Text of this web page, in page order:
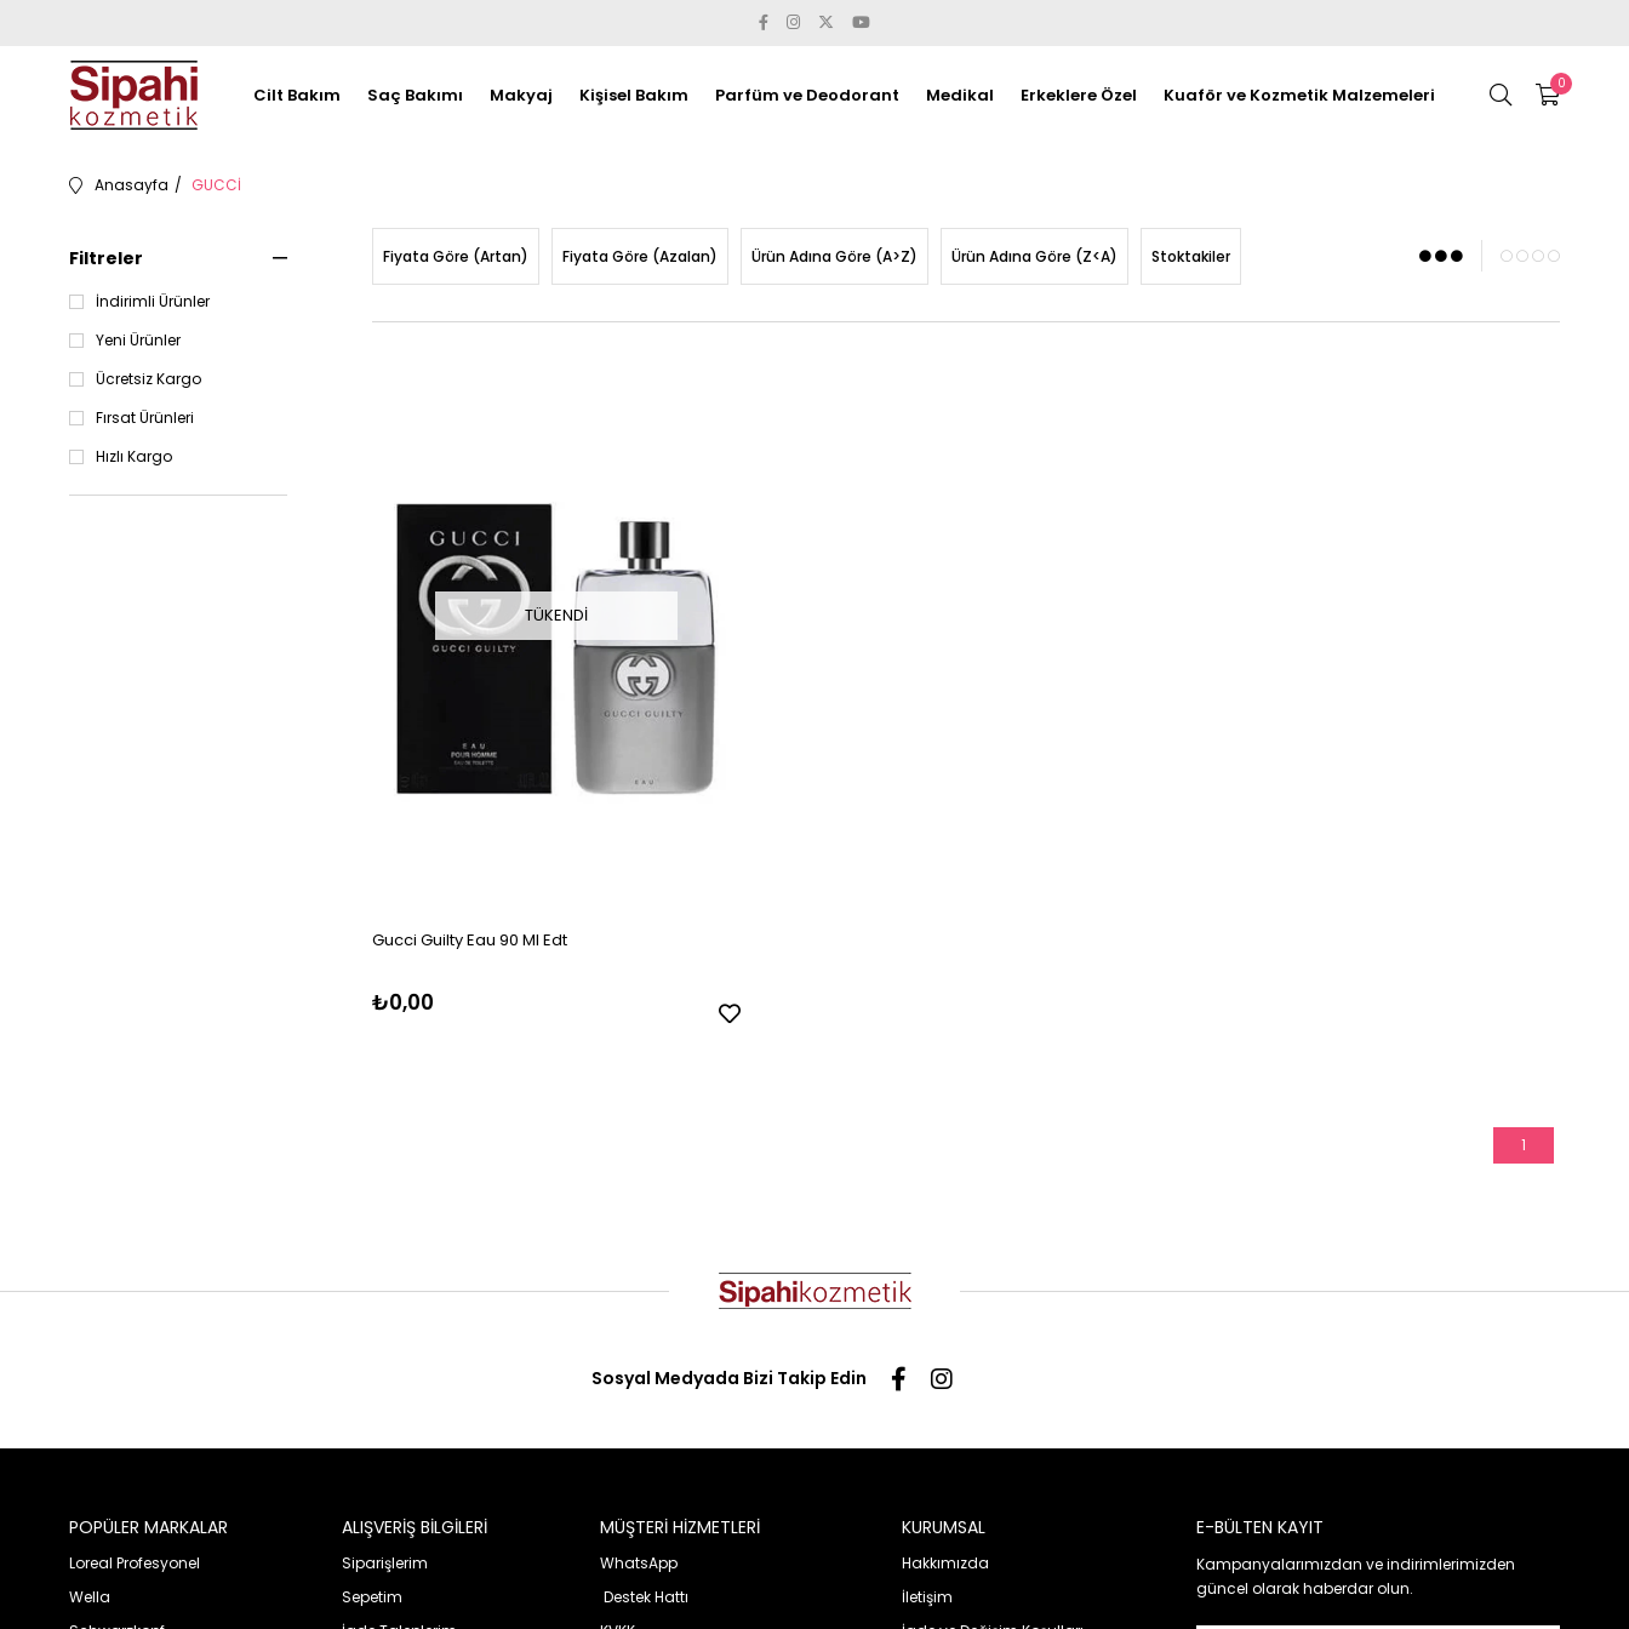
0
Cilt Bakım Saç Bakımı Makyaj Kişisel Bakım Parfüm ve Deodorant Medikal Erkeklere Özel Kuaför ve Kozmetik Malzemeleri
Anasayfa GUCCİ
Filtreler
İndirimli Ürünler
Yeni Ürünler
Ücretsiz Kargo
Fırsat Ürünleri
Hızlı Kargo
Fiyata Göre (Artan) Fiyata Göre (Azalan) Ürün Adına Göre (A>Z) Ürün Adına Göre (Z<A) Stoktakiler
TÜKENDI
Gucci Guilty Eau 90 Ml Edt
₺0,00
1
Sosyal Medyada Bizi Takip Edin
POPÜLER MARKALAR
Loreal Profesyonel
Wella
ALIŞVERİŞ BİLGİLERİ
Siparişlerim
Sepetim
MÜŞTERİ HİZMETLERİ
WhatsApp
Destek Hattı
KURUMSAL
Hakkımızda
İletişim
E-BÜLTEN KAYIT
Kampanyalarımızdan ve indirimlerimizden
güncel olarak haberdar olun.